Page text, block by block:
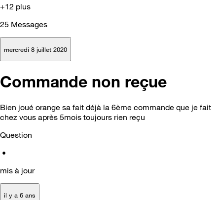
+12 plus
25 Messages
mercredi 8 juillet 2020
Commande non reçue
Bien joué orange sa fait déjà la 6ème commande que je fait
chez vous après 5mois toujours rien reçu
Question
•
mis à jour
il y a 6 ans